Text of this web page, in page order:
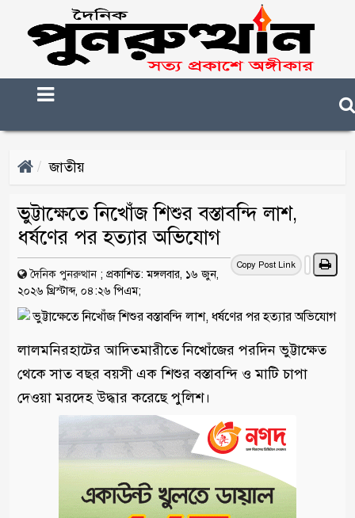
জাতীয়
ভুট্টাক্ষেতে নিখোঁজ শিশুর বস্তাবন্দি লাশ,
ধর্ষণের পর হত্যার অভিযোগ
Copy Post Link
দৈনিক পুনরুত্থান ; প্রকাশিত: মঙ্গলবার, ১৬ জুন,
২০২৬ খ্রিস্টাব্দ, ০৪:২৬ পিএম;
লালমনিরহাটের আদিতমারীতে নিখোঁজের পরদিন ভুট্টাক্ষেত
থেকে সাত বছর বয়সী এক শিশুর বস্তাবন্দি ও মাটি চাপা
দেওয়া মরদেহ উদ্ধার করেছে পুলিশ।